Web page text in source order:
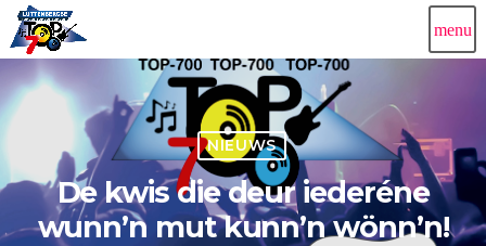
menu
NIEUWS
De kwis die deur iederéne
wunn’n mut kunn’n wönn’n!